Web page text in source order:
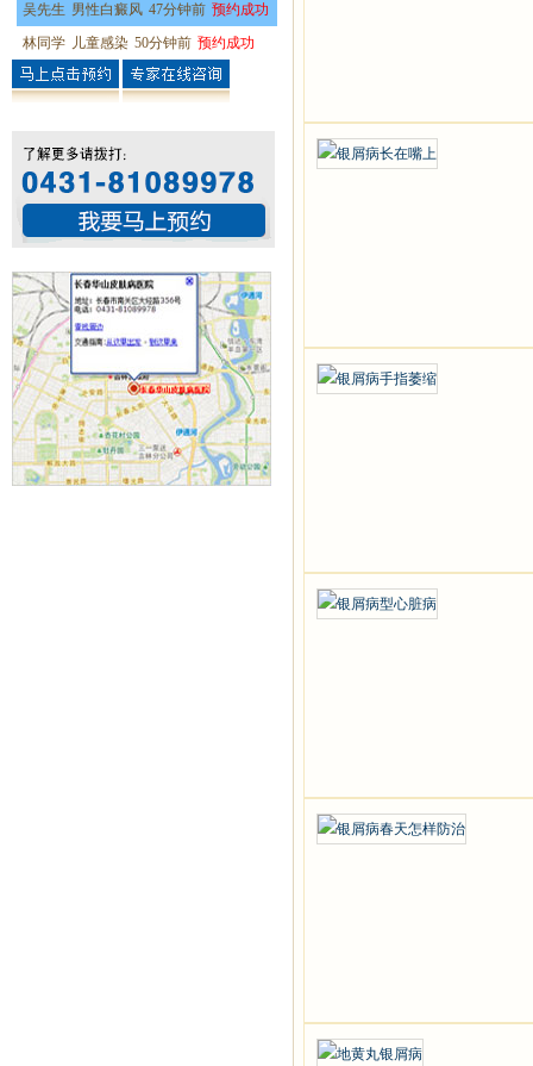
吴先生 男性白癜风 47分钟前 预约成功
林同学 儿童感染 50分钟前 预约成功